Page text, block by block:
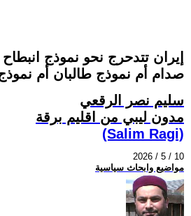
إيران تتدحرج نحو نموذج انبطاح
صدام أم نموذج طالبان أم
سليم نصر الرقعي
مدون ليبي من اقليم برقة
(Salim Ragi)
2026 / 5 / 10
مواضيع وابحاث سياسية